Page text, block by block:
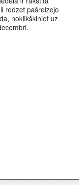
redzet pašreizejo
noklikškiniet uz